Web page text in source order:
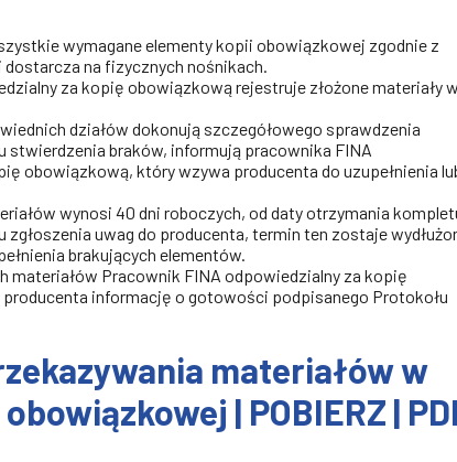
wymagane elementy kopii obowiązkowej zgodnie z
dostarcza na fizycznych nośnikach.
za kopię obowiązkową rejestruje złożone materiały
działów dokonują szczegółowego sprawdzenia
stwierdzenia braków, informują pracownika FINA
obowiązkową, który wzywa producenta do uzupełnienia
wynosi 40 dni roboczych, od daty otrzymania
zgłoszenia uwag do producenta, termin ten zostaje
brakujących elementów.
materiałów Pracownik FINA odpowiedzialny za kopię
informację o gotowości podpisanego Protokołu
materiałów w
| POBIERZ |